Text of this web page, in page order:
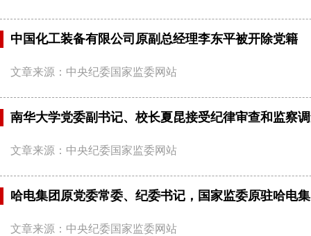
中国化工装备有限公司原副总经理李东平被开除党籍
文章来源：中央纪委国家监委网站
南华大学党委副书记、校长夏昆接受纪律审查和监察
文章来源：中央纪委国家监委网站
哈电集团原党委常委、纪委书记，国家监委原驻哈电
文章来源：中央纪委国家监委网站